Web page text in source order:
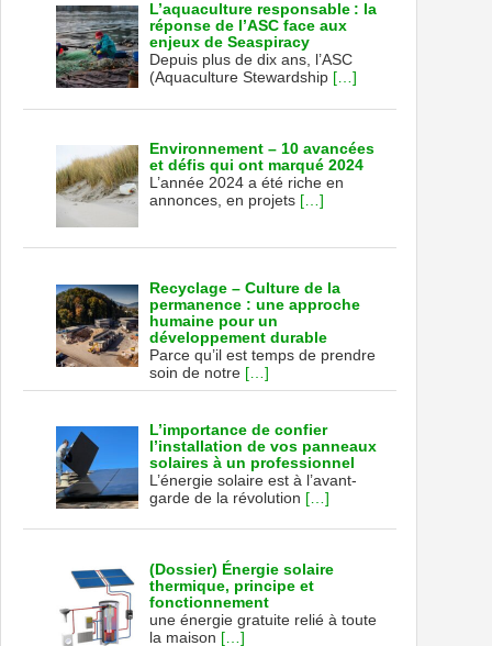
L’aquaculture responsable : la
réponse de l’ASC face aux
enjeux de Seaspiracy
Depuis plus de dix ans, l’ASC
(Aquaculture Stewardship […]
Environnement – 10 avancées
et défis qui ont marqué 2024
L’année 2024 a été riche en
annonces, en projets […]
Recyclage – Culture de la
permanence : une approche
humaine pour un
développement durable
Parce qu’il est temps de prendre
soin de notre […]
L’importance de confier
l’installation de vos panneaux
solaires à un professionnel
L’énergie solaire est à l’avant-
garde de la révolution […]
(Dossier) Énergie solaire
thermique, principe et
fonctionnement
une énergie gratuite relié à toute
la maison […]